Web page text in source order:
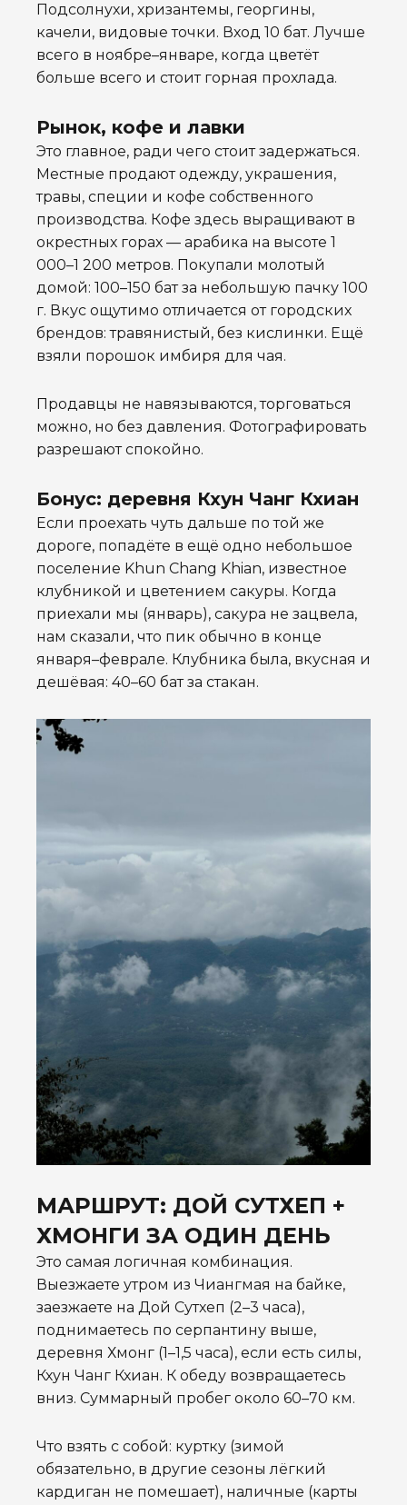
Подсолнухи, хризантемы, георгины,
качели, видовые точки. Вход 10 бат. Лучше
всего в ноябре–январе, когда цветёт
больше всего и стоит горная прохлада.
Рынок, кофе и лавки
Это главное, ради чего стоит задержаться.
Местные продают одежду, украшения,
травы, специи и кофе собственного
производства. Кофе здесь выращивают в
окрестных горах — арабика на высоте 1
000–1 200 метров. Покупали молотый
домой: 100–150 бат за небольшую пачку 100
г. Вкус ощутимо отличается от городских
брендов: травянистый, без кислинки. Ещё
взяли порошок имбиря для чая.
Продавцы не навязываются, торговаться
можно, но без давления. Фотографировать
разрешают спокойно.
Бонус: деревня Кхун Чанг Кхиан
Если проехать чуть дальше по той же
дороге, попадёте в ещё одно небольшое
поселение Khun Chang Khian, известное
клубникой и цветением сакуры. Когда
приехали мы (январь), сакура не зацвела,
нам сказали, что пик обычно в конце
января–феврале. Клубника была, вкусная и
дешёвая: 40–60 бат за стакан.
МАРШРУТ: ДОЙ СУТХЕП +
ХМОНГИ ЗА ОДИН ДЕНЬ
Это самая логичная комбинация.
Выезжаете утром из Чиангмая на байке,
заезжаете на Дой Сутхеп (2–3 часа),
поднимаетесь по серпантину выше,
деревня Хмонг (1–1,5 часа), если есть силы,
Кхун Чанг Кхиан. К обеду возвращаетесь
вниз. Суммарный пробег около 60–70 км.
Что взять с собой: куртку (зимой
обязательно, в другие сезоны лёгкий
кардиган не помешает), наличные (карты